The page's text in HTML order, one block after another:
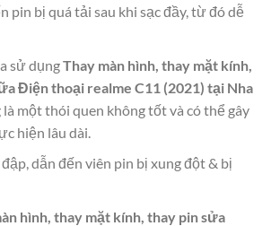
pin bị quá tải sau khi sạc đầy, từ đó dễ
sử dụngThay màn hình, thay mặt kính,
Điện thoại realme C11 (2021) tại Nha
là một thói quen không tốt và có thể gây
hiện lâu dài.
dẫn đến viên pin bị xung đột & bị
hình, thay mặt kính, thay pin sửa